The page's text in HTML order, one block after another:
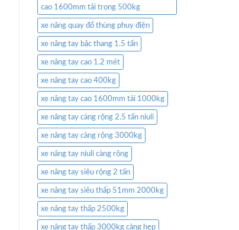
cao 1600mm tải trọng 500kg
xe nâng quay đổ thùng phuy điện
xe nâng tay bậc thang 1.5 tấn
xe nâng tay cao 1.2 mét
xe nâng tay cao 400kg
xe nâng tay cao 1600mm tải 1000kg
xe nâng tay càng rộng 2.5 tấn niuli
xe nâng tay càng rộng 3000kg
xe nâng tay niuli càng rộng
xe nâng tay siêu rộng 2 tấn
xe nâng tay siêu thấp 51mm 2000kg
xe nâng tay thấp 2500kg
xe nâng tay thấp 3000kg càng hẹp